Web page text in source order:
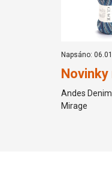
Napsáno:
Novinky
Andes
Mirage